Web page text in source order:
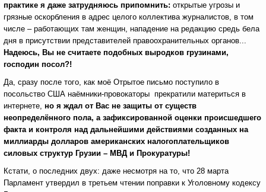
практике я даже затрудняюсь припомнить: открытые угрозы и
грязные оскорбления в адрес целого коллектива журналистов, в том
числе – работающих там женщин, нападение на редакцию средь бела
дня в присутствии представителей правоохранительных органов...
Надеюсь, Вы не считаете подобных выродков грузинами,
господин посол?!
Да, сразу после того, как моё Отрытое письмо поступило в
посольство США наёмники-провокаторы прекратили материться в
интернете, но я ждал от Вас не защиты от существ
неопределённого пола, а зафиксированной оценки происшедшего
факта и контроля над дальнейшими действиями созданных на
миллиарды долларов американских налогоплательщиков
силовых структур Грузии – МВД и Прокуратуры!
Кстати, о последних двух: даже несмотря на то, что 28 марта
Парламент утвердил в третьем чтении поправки к Уголовному кодексу